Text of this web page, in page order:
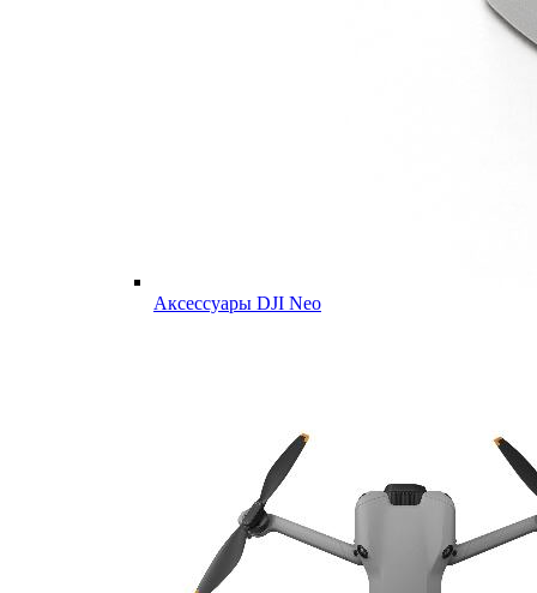
Аксессуары DJI Neo